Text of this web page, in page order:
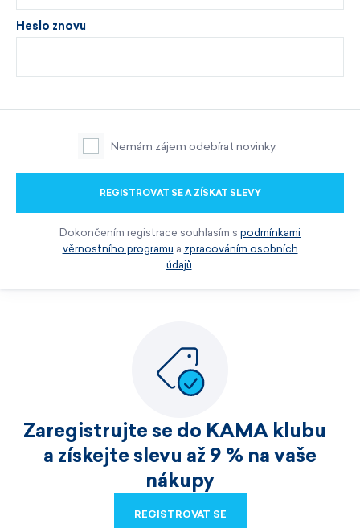
Heslo znovu
Nemám zájem odebírat novinky.
REGISTROVAT SE A ZÍSKAT SLEVY
Dokončením registrace souhlasím s podmínkami
věrnostního programu a zpracováním osobních
údajů.
Zaregistrujte se do KAMA klubu
a získejte slevu až 9 % na vaše
nákupy
REGISTROVAT SE